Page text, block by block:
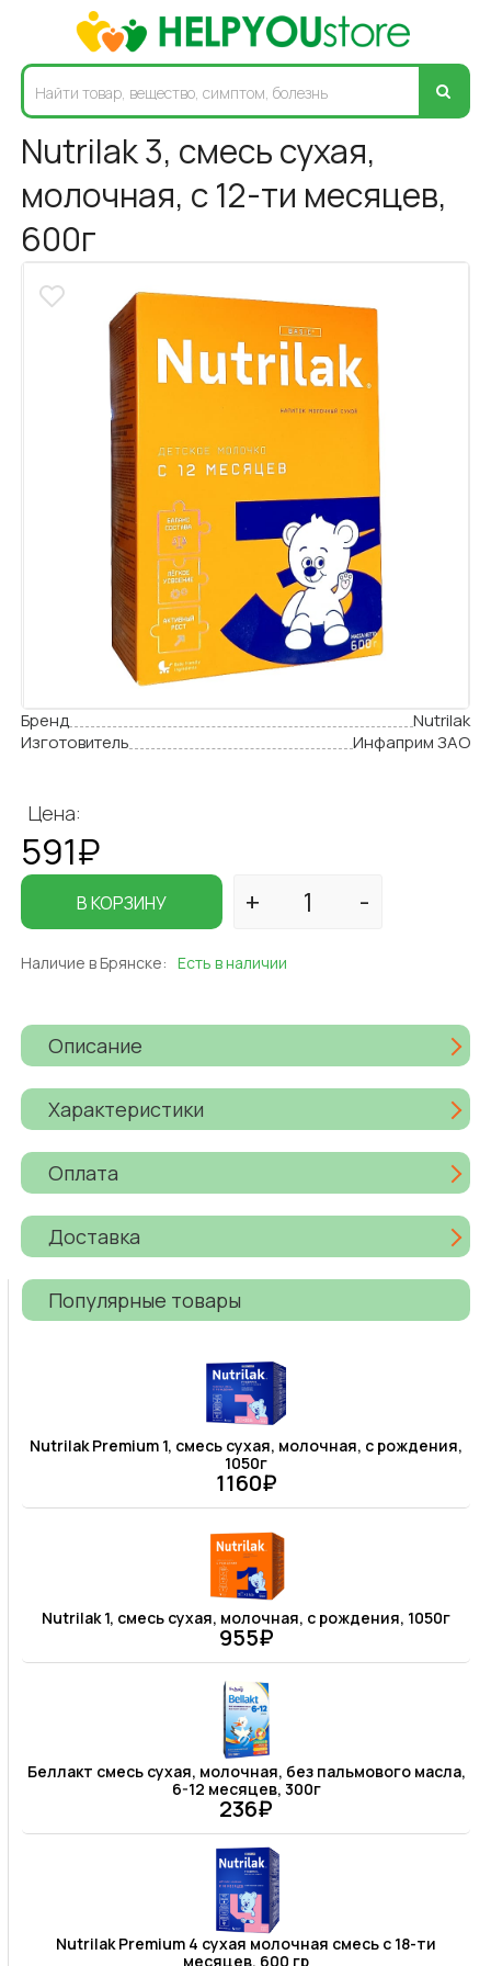
Nutrilak 3, смесь сухая,
молочная, с 12-ти месяцев,
600г
Бренд
Nutrilak
Изготовитель
Инфаприм ЗАО
Цена:
591₽
В КОРЗИНУ
Наличие в Брянске: Есть в наличии
Описание
Характеристики
Оплата
Доставка
Популярные товары
Nutrilak Premium 1, смесь сухая, молочная, с рождения,
1050г
1160₽
Nutrilak 1, смесь сухая, молочная, с рождения, 1050г
955₽
Беллакт смесь сухая, молочная, без пальмового масла,
6-12 месяцев, 300г
236₽
Nutrilak Premium 4 сухая молочная смесь с 18-ти
месяцев, 600 гр